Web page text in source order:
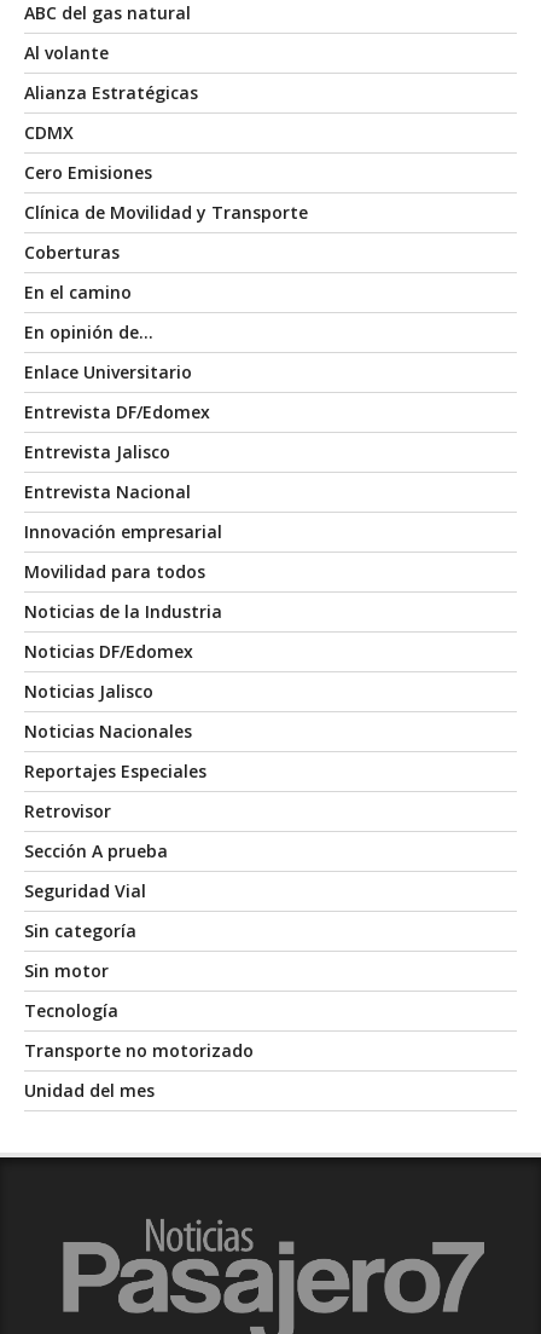
ABC del gas natural
Al volante
Alianza Estratégicas
CDMX
Cero Emisiones
Clínica de Movilidad y Transporte
Coberturas
En el camino
En opinión de…
Enlace Universitario
Entrevista DF/Edomex
Entrevista Jalisco
Entrevista Nacional
Innovación empresarial
Movilidad para todos
Noticias de la Industria
Noticias DF/Edomex
Noticias Jalisco
Noticias Nacionales
Reportajes Especiales
Retrovisor
Sección A prueba
Seguridad Vial
Sin categoría
Sin motor
Tecnología
Transporte no motorizado
Unidad del mes